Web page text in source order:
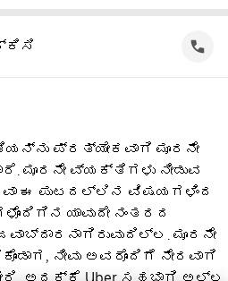
ಪ್ರತ್ಯೇಕವಾಗಿ ಮೂರನೇ
ಮೂರನೇ ವ್ಯಕ್ತಿಗಳು ನೀಡುವ
ಈ ಪುಟದಲ್ಲಿನ ವಿಷಯಗಳಿಂದ
ಯಾವುದೇ ನಂತರದ
ಮೂರನೇ
ನೀವು ಅವರೊಂದಿಗೆ ನೇರವಾಗಿ